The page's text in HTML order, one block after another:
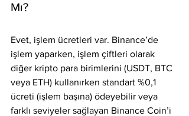
Mı?
Evet, işlem ücretleri var. Binance’de
işlem yaparken, işlem çiftleri olarak
diğer kripto para birimlerini (USDT, BTC
veya ETH) kullanırken standart %0,1
ücreti (işlem başına) ödeyebilir veya
farklı seviyeler sağlayan Binance Coin’i